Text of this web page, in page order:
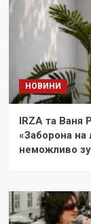
НОВИНИ
IRZA та Ваня
«Заборона на
неможливо